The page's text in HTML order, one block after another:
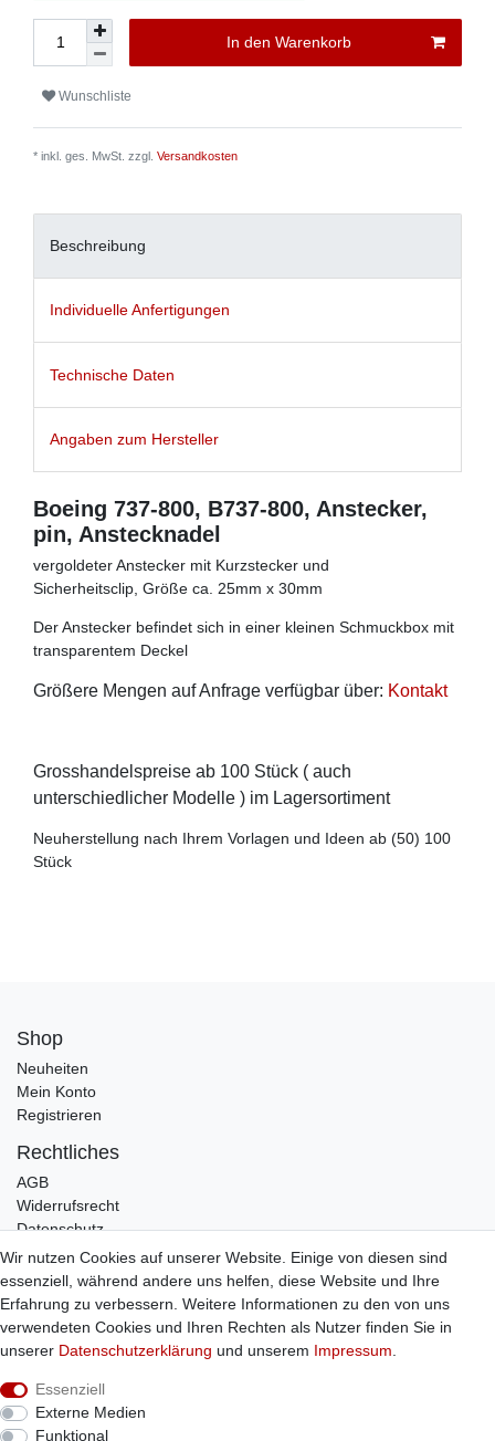
In den Warenkorb
Wunschliste
* inkl. ges. MwSt. zzgl. Versandkosten
Beschreibung
Individuelle Anfertigungen
Technische Daten
Angaben zum Hersteller
Boeing 737-800, B737-800, Anstecker,
pin, Anstecknadel
vergoldeter Anstecker mit Kurzstecker und
Sicherheitsclip, Größe ca. 25mm x 30mm
Der Anstecker befindet sich in einer kleinen Schmuckbox mit
transparentem Deckel
Größere Mengen auf Anfrage verfügbar über: Kontakt
Grosshandelspreise ab 100 Stück ( auch
unterschiedlicher Modelle ) im Lagersortiment
Neuherstellung nach Ihrem Vorlagen und Ideen ab (50) 100
Stück
Shop
Neuheiten
Mein Konto
Registrieren
Rechtliches
AGB
Widerrufsrecht
Datenschutz
Impressum
Infos
Zahlung / Versand
Individuelle Anfertigung
Bestellung widerrufen
Wir nutzen Cookies auf unserer Website. Einige von diesen sind
essenziell, während andere uns helfen, diese Website und Ihre
Erfahrung zu verbessern. Weitere Informationen zu den von uns
verwendeten Cookies und Ihren Rechten als Nutzer finden Sie in
unserer Daten­schutz­erklärung und unserem Impressum
Essenziell
Externe Medien
Funktional